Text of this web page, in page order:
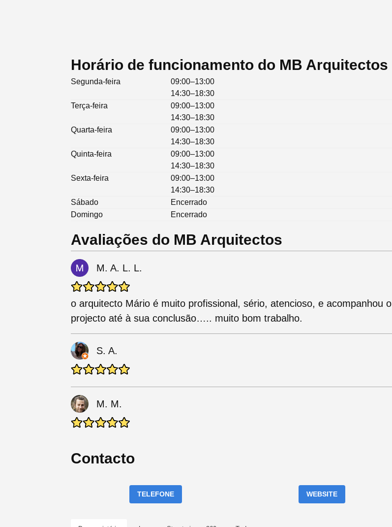
Horário de funcionamento do MB Arquitectos
Segunda-feira
09:00–13:00
14:30–18:30
Terça-feira
09:00–13:00
14:30–18:30
Quarta-feira
09:00–13:00
14:30–18:30
Quinta-feira
09:00–13:00
14:30–18:30
Sexta-feira
09:00–13:00
14:30–18:30
Sábado
Encerrado
Domingo
Encerrado
Avaliações do MB Arquitectos
M. A. L. L.
o arquitecto Mário é muito profissional, sério, atencioso, e acompanhou o
projecto até à sua conclusão….. muito bom trabalho.
S. A.
M. M.
Contacto
TELEFONE WEBSITE